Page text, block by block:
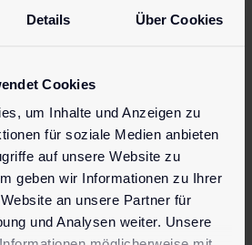
Details Über Cookies
Cookies
um Inhalte und Anzeigen zu
für soziale Medien anbieten
auf unsere Website zu
geben wir Informationen zu Ihrer
an unsere Partner für
und Analysen weiter. Unsere
nicht nur eine Seite der Macht“.
für Bisexuelle attraktiv.
stecken, haben natürlich
und Nachteile. Natürlich ist es
Community zu haben und dass vor
ist wichtig. Aber nur, weil man sich
Community identifiziert und